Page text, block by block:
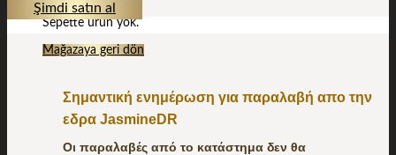
Sepette ürün yok.
Mağazaya geri dön
Σημαντική ενημέρωση για παραλαβή απο την
εδρα JasmineDR
Οι παραλαβές από το κατάστημα δεν θα
Şimdi satın al